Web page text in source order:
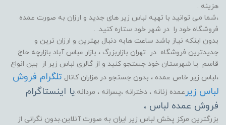
هزینه .
،شما می توانید با تهیه لباس زیر های جدید و ارزان به صورت عمده
فروشگاه خود را در شهر خود ستاره کنید. .
بدون اینکه نیاز باشد ساعت هابه دنبال بهترین و ارزان ترین و
جدیدترین فروشگاه در تهران بازاربزرگ ، بازار عباس آباد بازارچه حاج
قاسم یا شهرستان خود جستجو کنید و از گالری لباس زیر از بین انواع
،لباس زیر خاص عمده ، بدون جستجو در هزاران کانال تلگرام فروش
لباس زیر عمده زنانه ، دخترانه ،پسرانه ، مردانه.یا اینستاگرام
فروش عمده لباس ،
بزرگترین مرکز پخش لباس زیر ایران به صورت آنلاین.بدون نگرانی از